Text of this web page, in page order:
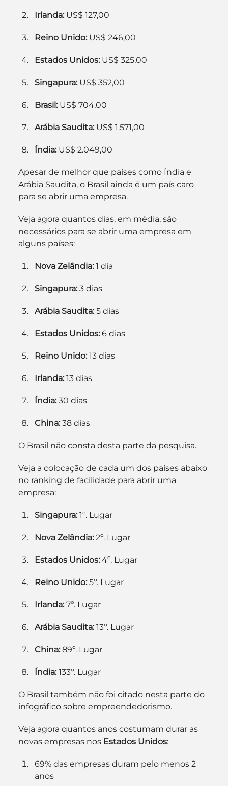
Irlanda: US$ 127,00
Reino Unido: US$ 246,00
Estados Unidos: US$ 325,00
Singapura: US$ 352,00
Brasil: US$ 704,00
Arábia Saudita: US$ 1.571,00
Índia: US$ 2.049,00
Apesar de melhor que países como Índia e
Arábia Saudita, o Brasil ainda é um país caro
para se abrir uma empresa.
Veja agora quantos dias, em média, são
necessários para se abrir uma empresa em
alguns países:
Nova Zelândia: 1 dia
Singapura: 3 dias
Arábia Saudita: 5 dias
Estados Unidos: 6 dias
Reino Unido: 13 dias
Irlanda: 13 dias
Índia: 30 dias
China: 38 dias
O Brasil não consta desta parte da pesquisa.
Veja a colocação de cada um dos países abaixo
no ranking de facilidade para abrir uma
empresa:
Singapura: 1º. Lugar
Nova Zelândia: 2º. Lugar
Estados Unidos: 4º. Lugar
Reino Unido: 5º. Lugar
Irlanda: 7º. Lugar
Arábia Saudita: 13º. Lugar
China: 89º. Lugar
Índia: 133º. Lugar
O Brasil também não foi citado nesta parte do
infográfico sobre empreendedorismo.
Veja agora quantos anos costumam durar as
novas empresas nos Estados Unidos:
69% das empresas duram pelo menos 2
anos